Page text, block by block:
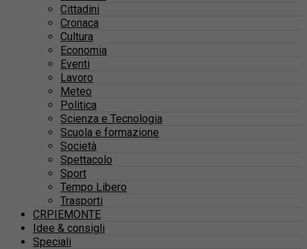
Cittadini
Cronaca
Cultura
Economia
Eventi
Lavoro
Meteo
Politica
Scienza e Tecnologia
Scuola e formazione
Società
Spettacolo
Sport
Tempo Libero
Trasporti
CRPIEMONTE
Idee & consigli
Speciali